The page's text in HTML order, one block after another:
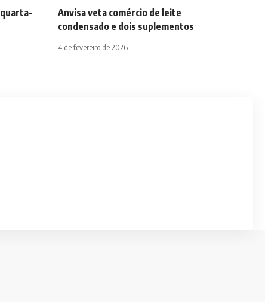
Anvisa veta comércio de leite
condensado e dois suplementos
4 de fevereiro de 2026